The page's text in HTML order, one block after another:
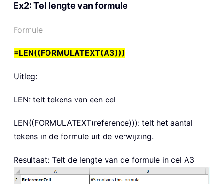
Ex2: Tel lengte van formule
Formule
=LEN((FORMULATEXT(A3)))
Uitleg:
LEN: telt tekens van een cel
LEN((FORMULATEXT(reference))): telt het aantal
tekens in de formule uit de verwijzing.
Resultaat: Telt de lengte van de formule in cel A3